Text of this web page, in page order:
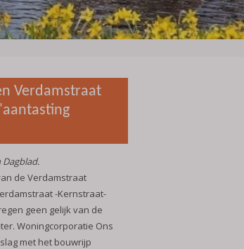
Verdamstraat
Dagblad.
de Verdamstraat
-Kernstraat-
geen gelijk van de
Woningcorporatie Ons
met het bouwrijp